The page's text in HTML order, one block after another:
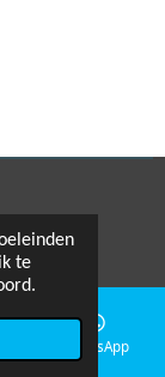
te
WhatsApp